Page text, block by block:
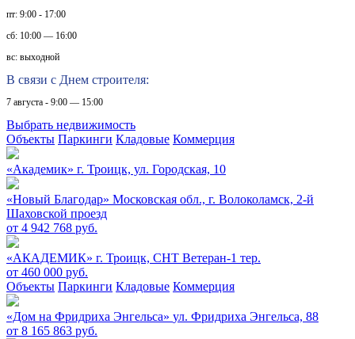
пт: 9:00 - 17:00
сб: 10:00 — 16:00
вс: выходной
В связи с Днем строителя:
7 августа - 9:00 — 15:00
Выбрать недвижимость
Объекты Паркинги Кладовые Коммерция
«Академик» г. Троицк, ул. Городская, 10
«Новый Благодар» Московская обл., г. Волоколамск, 2-й
Шаховской проезд
от 4 942 768 руб.
«АКАДЕМИК» г. Троицк, СНТ Ветеран-1 тер.
от 460 000 руб.
Объекты Паркинги Кладовые Коммерция
«Дом на Фридриха Энгельса» ул. Фридриха Энгельса, 88
от 8 165 863 руб.